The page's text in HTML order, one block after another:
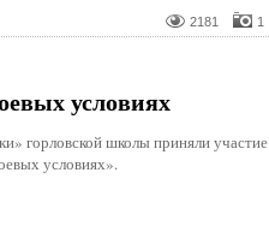
2181 1
условиях
горловской школы приняли участие
условиях».